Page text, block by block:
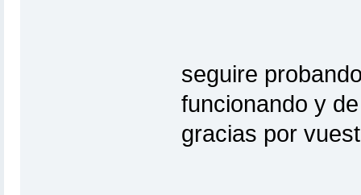
seguire
funcionando y
gracias por